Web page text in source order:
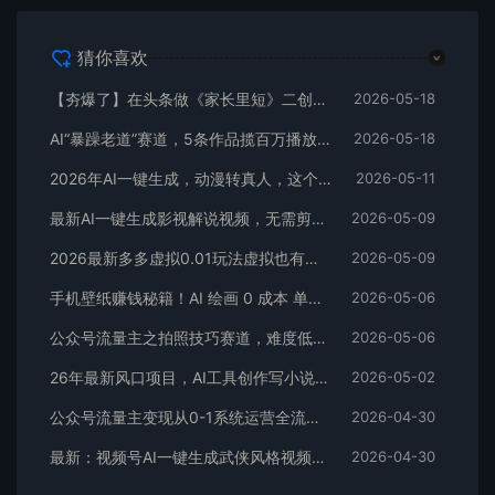
猜你喜欢
【夯爆了】在头条做《家长里短》二创小故事，这个月收益2w+ 2026-05-18
AI“暴躁老道”赛道，5条作品揽百万播放！（附变现全攻略） 2026-05-18
2026年AI一键生成，动漫转真人，这个月靠这个AI赚了2W+ 2026-05-11
最新AI一键生成影视解说视频，无需剪辑3分钟1条，条条爆款，多平台变现日入2000+ 2026-05-09
2026最新多多虚拟0.01玩法虚拟也有新门路轻松日入2500! 2026-05-09
手机壁纸赚钱秘籍！AI 绘画 0 成本 单店狂销 3.8 万单 2026-05-06
公众号流量主之拍照技巧赛道，难度低+流量大，起号第一篇就爆了10w阅读！ 2026-05-06
26年最新风口项目，AI工具创作写小说，轻松实现日入1000+ 2026-05-02
公众号流量主变现从0-1系统运营全流程讲解！ 2026-04-30
最新：视频号AI一键生成武侠风格视频，狂撸视频号分成收益，学完轻松日入1000+ 2026-04-30